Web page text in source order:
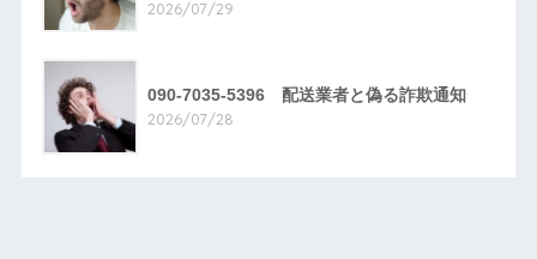
2026/07/29
090-7035-5396 配送業者と偽る詐欺通知
2026/07/28